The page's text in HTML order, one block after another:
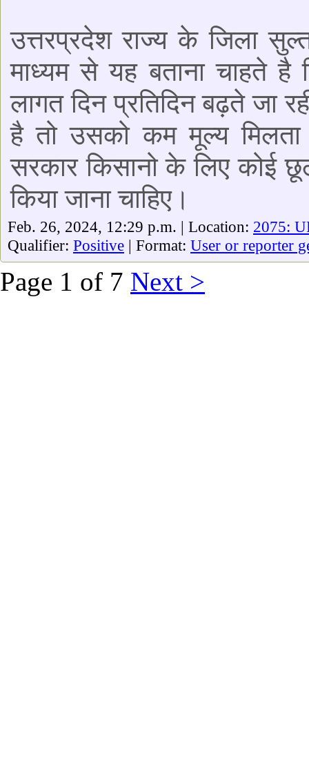
उत्तरप्रदेश राज्य के जिला
माध्यम से यह बताना चाहते
लागत दिन प्रतिदिन बढ़ते जा
है तो उसको कम मूल्य
सरकार किसानो के लिए कोई
किया जाना चाहिए।
Feb. 26, 2024, 12:29 p.m. | Location: 2075:
Qualifier: Positive | Format: User or reporter
Page 1 of 7 Next >